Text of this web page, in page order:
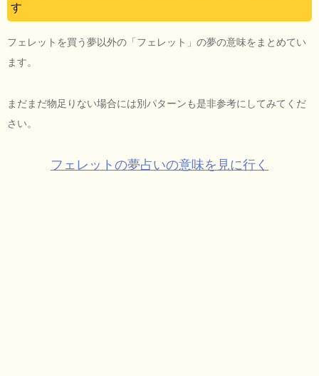
す
フェレットを買う夢以外の「フェレット」の夢の意味をまとめてい
ます。
まだまだ物足りない場合には別パターンも是非参考にしてみてくだ
さい。
フェレットの夢占いの意味を見に行く